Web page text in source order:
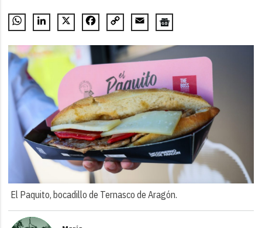
WhatsAppLinkedIn
X FacebookCopy
Email
El Paquito, bocadillo de Ternasco de Aragón.